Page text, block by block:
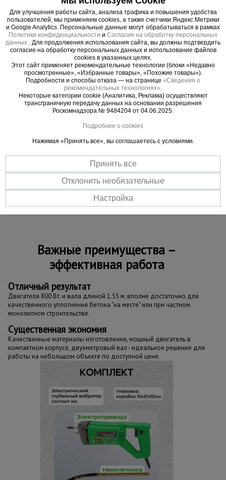
сократит время на уплотнения бетонной смеси,
при этом экономя электроэнергию, двухметровый
вал - идеальное решение для работы на
небольшом объекте по доступной цене.
Глубинный вибратор великолепный инструмент
для запрессовки бетона. Его погружают в
рабочий состав, а передающиеся по радиусу
колебания создают плотную массу, таким
образом, удаляется лишний воздух, что
значительно повышает качество материала. Если
не устранить лишний воздух, бетон может
получиться пористым, а значит менее прочным и
не надежным.
Комплект электрического глубинного вибратора
состоит из электропривода, гибкого вала и
наконечника, удобный и компактный, при своем
малом весе и низкой стоимости он удовлетворит
потребности частного строительства.
Важные преимущества –
эффективная работа
Отличный результат
Двигателя 800 Вт. и вала длиной 1.55 м. вполне достаточно для
качественного уплотнения бетона "на месте" или при частном
монолитном строительстве.
Существенная экономия
Качественные материалы изготовления, мощный двигатель в
компактном корпусе, двухметровый вал - идеальное решение для
работы на небольшом объекте по доступной цене.
Для улучшения работы сайта, анализа трафика и повышения удобства
пользователей, мы применяем cookies, а также счетчики Яндекс.Метрики
и Google Analytics. Персональные данные могут обрабатываться в рамках
Политики конфиденциальности и Согласия на обработку персональных
данных . Для продолжения использования сайта, вы должны подтвердить
согласие на обработку персональных данных и использование файлов
cookies в указанных целях.
Этот сайт применяет рекомендательные технологии (блоки «Недавно
просмотренные», «Избранные товары», «Похожие товары»).
Подробности и способы отказа — на странице «Сведения о
рекомендательных технологиях».
Некоторые категории cookie (Аналитика, Реклама) осуществляют
трансграничную передачу данных на основании разрешения
Роскомнадзора № 9484204 от 04.06.2025.
Подробнее о cookies
Нажимая «Принять все», вы соглашаетесь с условиями.
Принять все
Отклонить необязательные
Настройка